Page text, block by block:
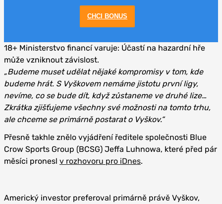
CHCI BONUS
18+ Ministerstvo financí varuje: Účastí na hazardní hře
může vzniknout závislost.
„Budeme muset udělat nějaké kompromisy v tom, kde
budeme hrát. S Vyškovem nemáme jistotu první ligy,
nevíme, co se bude dít, když zůstaneme ve druhé lize…
Zkrátka zjišťujeme všechny své možnosti na tomto trhu,
ale chceme se primárně postarat o Vyškov.“
Přesně takhle znělo vyjádření ředitele společnosti Blue
Crow Sports Group (BCSG) Jeffa Luhnowa, které před pár
měsíci pronesl v rozhovoru pro iDnes.
Americký investor preferoval primárně právě Vyškov,